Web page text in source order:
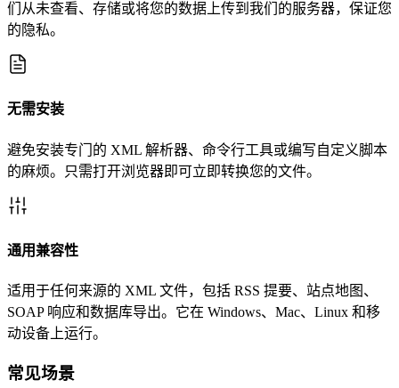
们从未查看、存储或将您的数据上传到我们的服务器，保证您
的隐私。
无需安装
避免安装专门的 XML 解析器、命令行工具或编写自定义脚本
的麻烦。只需打开浏览器即可立即转换您的文件。
通用兼容性
适用于任何来源的 XML 文件，包括 RSS 提要、站点地图、
SOAP 响应和数据库导出。它在 Windows、Mac、Linux 和移
动设备上运行。
常见场景